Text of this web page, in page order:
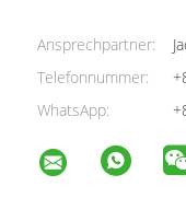
Ansprechpartner:
Telefonnummer:
WhatsApp: